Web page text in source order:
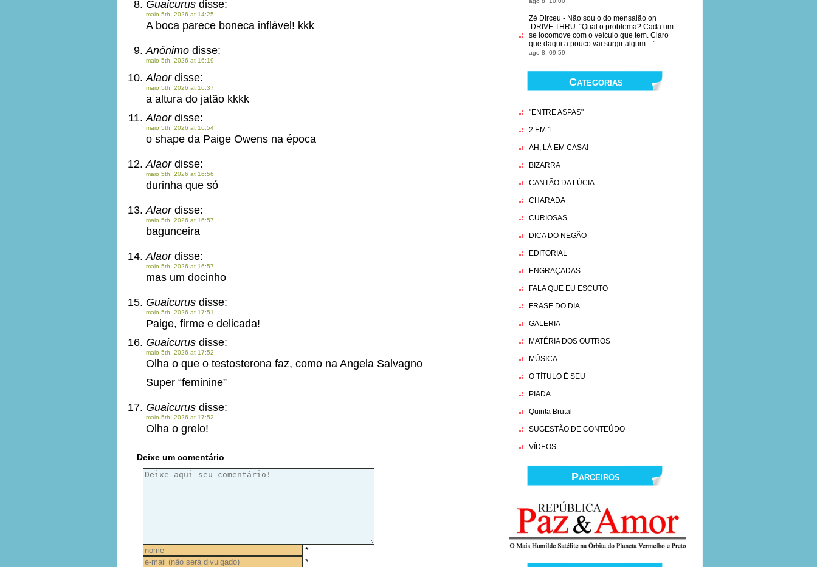
Guaicurus disse:
maio 5th, 2026 at 14:25
A boca parece boneca inflável! kkk
Anônimo disse:
maio 5th, 2026 at 16:19
Alaordisse:
maio 5th, 2026 at 16:37
a altura do jatão kkkk
Alaordisse:
maio 5th, 2026 at 16:54
o shape da Paige Owens na época
Alaordisse:
maio 5th, 2026 at 16:56
durinha que só
Alaordisse:
maio 5th, 2026 at 16:57
bagunceira
Alaordisse:
maio 5th, 2026 at 16:57
mas um docinho
Guaicurus disse:
maio 5th, 2026 at 17:51
Paige, firme e delicada!
Guaicurus disse:
maio 5th, 2026 at 17:52
Olha o que o testosterona faz, como na Angela Salvagno
Super “feminine”
Guaicurus disse:
maio 5th, 2026 at 17:52
Olha o grelo!
Deixe um comentário
*
*
Zé Dirceu - Não sou o do mensalão on
DRIVE THRU: “Qual o problema? Cada um
se locomove com o veículo que tem. Claro
que daqui a pouco vai surgir algum…”
ago 8, 09:59
Categorias
"ENTRE ASPAS"
2 EM 1
AH, LÁ EM CASA!
BIZARRA
CANTÃO DA LÚCIA
CHARADA
CURIOSAS
DICA DO NEGÃO
EDITORIAL
ENGRAÇADAS
FALA QUE EU ESCUTO
FRASE DO DIA
GALERIA
MATÉRIA DOS OUTROS
MÚSICA
O TÍTULO É SEU
PIADA
Quinta Brutal
SUGESTÃO DE CONTEÚDO
VÍDEOS
Parceiros